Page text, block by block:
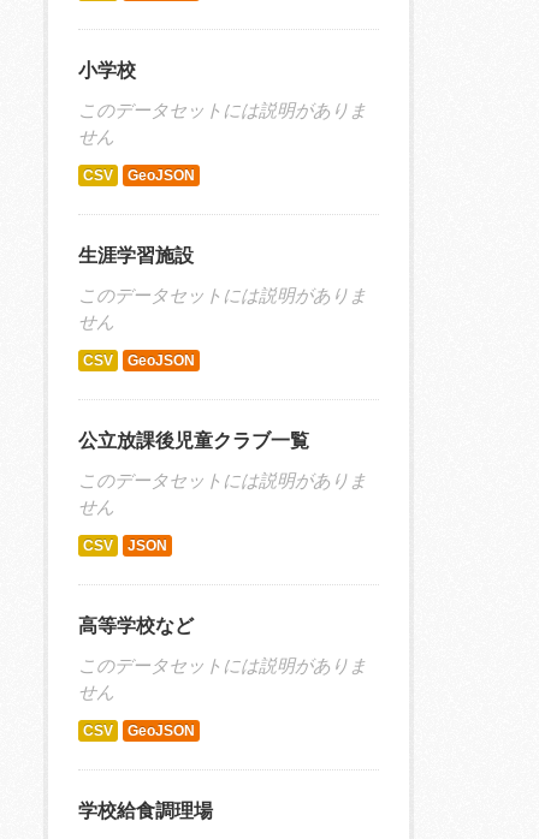
小学校
このデータセットには説明がありま
せん
CSV GeoJSON
生涯学習施設
このデータセットには説明がありま
せん
CSV GeoJSON
公立放課後児童クラブ一覧
このデータセットには説明がありま
せん
CSV JSON
高等学校など
このデータセットには説明がありま
せん
CSV GeoJSON
学校給食調理場